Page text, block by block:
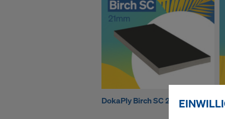
a
c
DokaPly Birch SC 21mm